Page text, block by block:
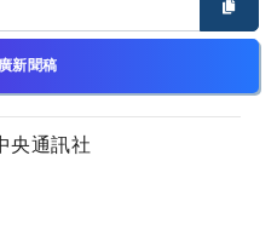
新聞稿
央通訊社